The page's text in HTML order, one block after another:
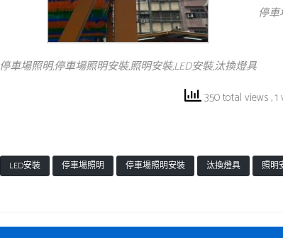
停車場照明,停車場照明安裝,照明安裝,LED安裝,汰換燈具
停
350 total views,
LED安裝 停車場照明 停車場照明安裝 汰換燈具 照明